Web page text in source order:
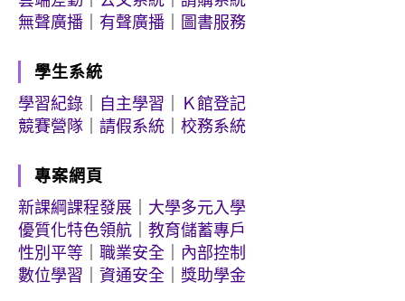
無聲廣播
有聲廣播 圖書服務
學生系統
學習紀錄
自主學習
Ｋ館登記
競賽營隊
請假系統 校務系統
專案網頁
新課綱課程發展
大學多元入學
優質化特色領航
教育儲蓄專戶
性別平等
職業安全
內部控制
數位學習
資通安全 獎助學金